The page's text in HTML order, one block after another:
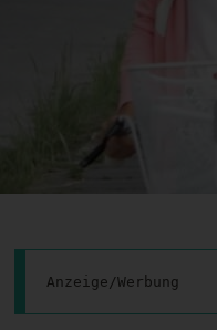
Anzeige/Werbung